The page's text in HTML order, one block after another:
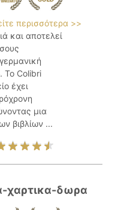
περισσότερα >>
και αποτελεί
Το Colibri
έχει
μια
βιβλίων ...
χαρτικα-δωρα